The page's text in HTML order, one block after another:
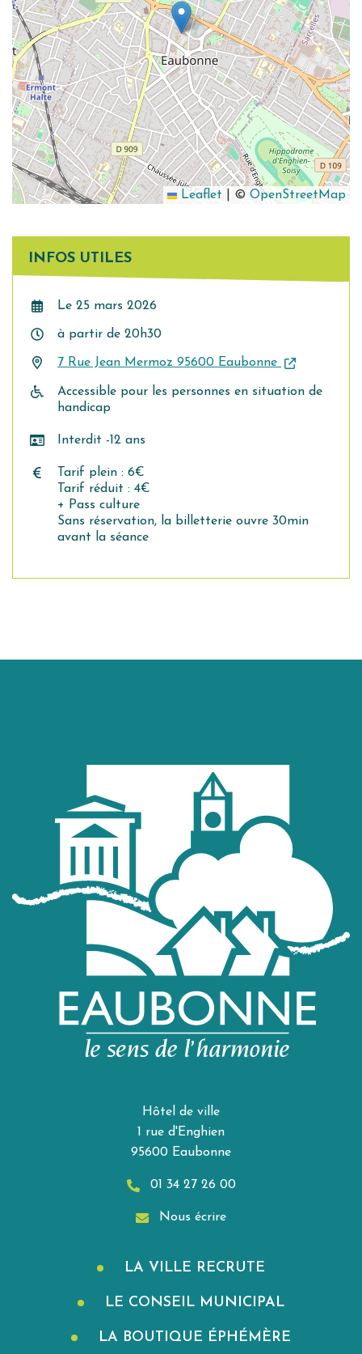
Leaflet © OpenStreetMap
INFOS UTILES
Le 25 mars 2026
à partir de 20h30
7 Rue Jean Mermoz 95600 Eaubonne
Accessible pour les personnes en situation de
handicap
Interdit -12 ans
Tarif plein : 6€
Tarif réduit : 4€
+ Pass culture
Sans réservation, la billetterie ouvre 30min
avant la séance
Hôtel de ville
1 rue d'Enghien
95600 Eaubonne
01 34 27 26 00
Nous écrire
LA VILLE RECRUTE
LE CONSEIL MUNICIPAL
LA BOUTIQUE ÉPHÉMÈRE